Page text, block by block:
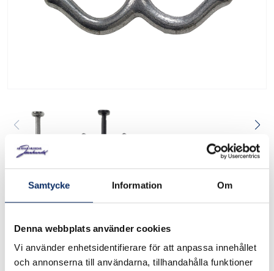
Samtycke Information Om
Denna webbplats använder cookies
Vi använder enhetsidentifierare för att anpassa innehållet
och annonserna till användarna, tillhandahålla funktioner
Krok 140
Art. nr:27177
Krok av aluminium. Finns i svart eller aluminiumutförande,
Se måttskiss under produktinformation .